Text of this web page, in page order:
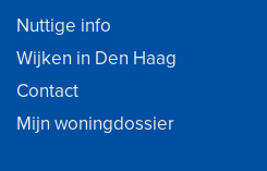
Nuttige info
Wijken in Den Haag
Contact
Mijn woningdossier